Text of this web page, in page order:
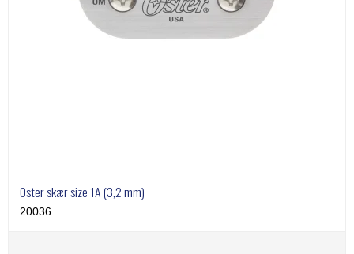
Oster skær size 1A (3,2 mm)
20036